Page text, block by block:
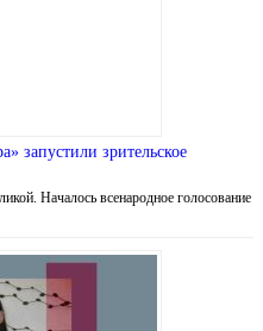
запустили зрительское
Началось всенародное голосование